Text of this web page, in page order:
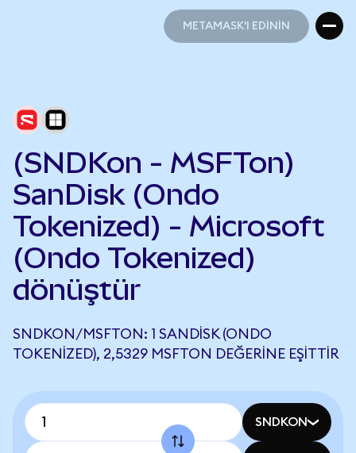
METAMASK'I EDİNİN
(SNDKon - MSFTon)
SanDisk (Ondo
Tokenized) - Microsoft
(Ondo Tokenized)
dönüştür
SNDKON/MSFTON: 1 SANDISK (ONDO
TOKENIZED), 2,5329 MSFTON DEĞERINE EŞITTIR
SNDKON